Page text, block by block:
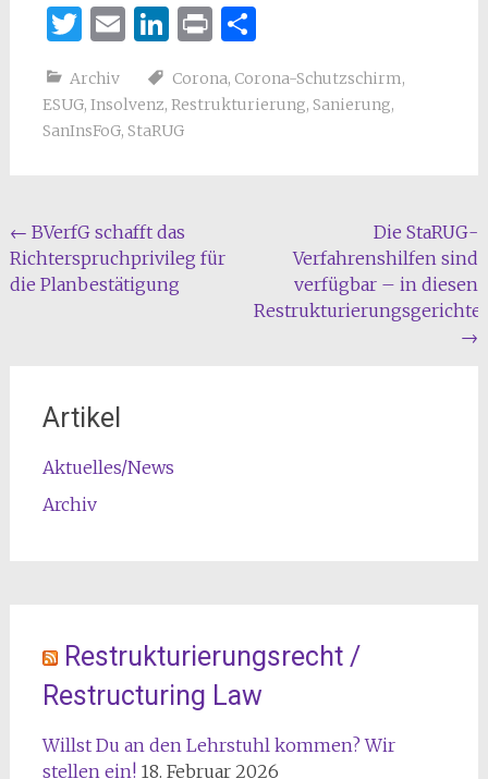
Twitter
Email
LinkedIn
PrintTeilen
Archiv Corona, Corona-Schutzschirm,
ESUG, Insolvenz, Restrukturierung, Sanierung,
SanInsFoG, StaRUG
Beitragsnavigation
← BVerfG schafft das
Richterspruchprivileg für
die Planbestätigung
Die StaRUG-
Verfahrenshilfen sind
verfügbar – in diesen
→
Artikel
Aktuelles/News
Archiv
Restrukturierungsrecht /
Restructuring Law
Willst Du an den Lehrstuhl kommen? Wir
stellen ein! 18. Februar 2026